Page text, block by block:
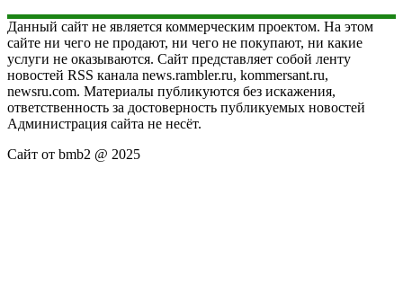
Данный сайт не является коммерческим проектом. На этом
сайте ни чего не продают, ни чего не покупают, ни какие
услуги не оказываются. Сайт представляет собой ленту
новостей RSS канала news.rambler.ru, kommersant.ru,
newsru.com. Материалы публикуются без искажения,
ответственность за достоверность публикуемых новостей
Администрация сайта не несёт.
Сайт от bmb2 @ 2025